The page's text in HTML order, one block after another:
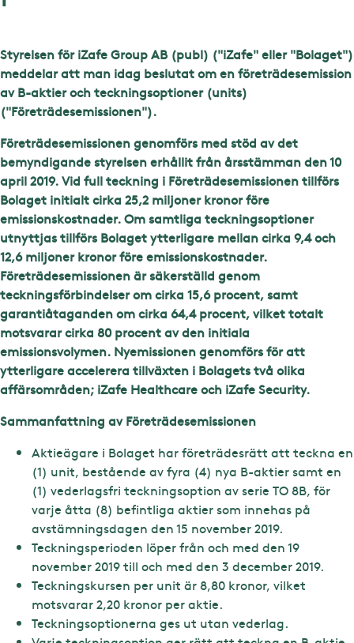
Styrelsen för iZafe Group AB (publ) ("iZafe" eller "Bolaget")
meddelar att man idag beslutat om en företrädesemission
av B-aktier och teckningsoptioner (units)
("Företrädesemissionen").
Företrädesemissionen genomförs med stöd av det
bemyndigande styrelsen erhållit från årsstämman den 10
april 2019.Vid full teckning i Företrädesemissionen tillförs
Bolaget initialt cirka 25,2 miljoner kronor före
emissionskostnader. Om samtliga teckningsoptioner
utnyttjas tillförs Bolaget ytterligare mellancirka 9,4och
12,6 miljoner kronor före emissionskostnader.
Företrädesemissionen är säkerställd genom
teckningsförbindelser omcirka 15,6 procent, samt
garantiåtaganden omcirka 64,4 procent, vilket totalt
motsvararcirka 80 procent av den initiala
emissionsvolymen. Nyemissionen genomförs för att
ytterligare accelerera tillväxten i Bolagets två olika
affärsområden; iZafe Healthcare och iZafeSecurity.
Sammanfattning av Företrädesemissionen
Aktieägare i Bolaget har företrädesrätt att teckna en
(1) unit, bestående av fyra (4) nya B-aktier samt en
(1) vederlagsfri teckningsoption av serie TO 8B, för
varje åtta (8) befintliga aktier som innehas på
avstämningsdagen den 15 november 2019.
Teckningsperioden löper från och med den 19
november 2019 till och med den 3 december 2019.
Teckningskursen per unit är 8,80 kronor, vilket
motsvarar 2,20 kronor per aktie.
Teckningsoptionerna ges ut utan vederlag.